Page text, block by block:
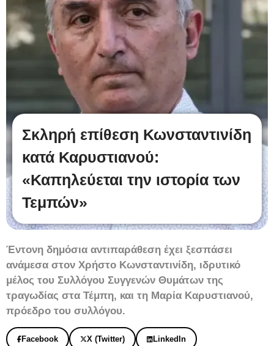
Σκληρή επίθεση Κωνσταντινίδη
κατά Καρυστιανού:
«Καπηλεύεται την ιστορία των
Τεμπών»
Έντονη δημόσια αντιπαράθεση έχει ξεσπάσει
ανάμεσα στον Χρήστο Κωνσταντινίδη, ιδρυτικό
μέλος του Συλλόγου Συγγενών Θυμάτων της
τραγωδίας στα Τέμπη, και τη Μαρία Καρυστιανού,
πρόεδρο του συλλόγου.
Facebook X (Twitter) LinkedIn